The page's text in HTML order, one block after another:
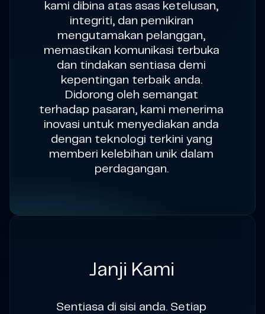
kami dibina atas asas ketelusan,
integriti, dan pemikiran
mengutamakan pelanggan,
memastikan komunikasi terbuka
dan tindakan sentiasa demi
kepentingan terbaik anda.
Didorong oleh semangat
terhadap pasaran, kami menerima
inovasi untuk menyediakan anda
dengan teknologi terkini yang
memberi kelebihan unik dalam
perdagangan.
Janji Kami
Sentiasa di sisi anda. Setiap